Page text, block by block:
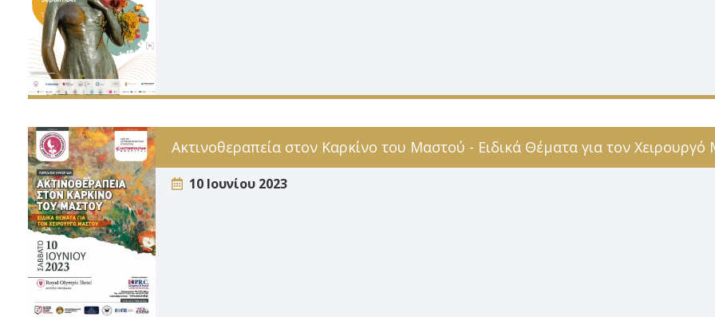
Ακτινοθεραπεία στον Καρκίνο του Μαστού - Ειδικά Θέματα για τον
10 Ιουνίου 2023